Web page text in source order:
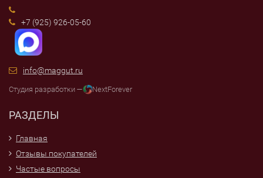
+7 (925) 926-05-60
info@maggut.ru
Студия разработки — NextForever
РАЗДЕЛЫ
Главная
Отзывы покупателей
Частые вопросы